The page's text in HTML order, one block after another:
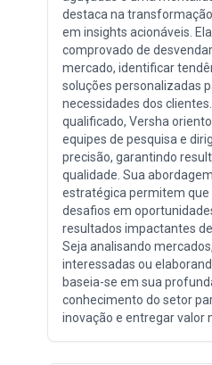
destaca na
em insights acionáveis.
comprovado de
mercado, identificar
soluções personalizadas
necessidades dos
qualificado, Versha
equipes de pesquisa e
precisão, garantindo
qualidade. Sua
estratégica permitem
desafios em
resultados impactantes
Seja analisando
interessadas ou
baseia-se em sua
conhecimento do setor
inovação e entregar valor